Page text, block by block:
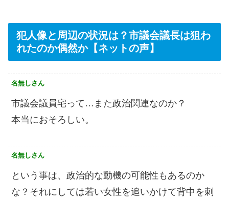
犯人像と周辺の状況は？市議会議長は狙わ
れたのか偶然か【ネットの声】
名無しさん
市議会議員宅って…また政治関連なのか？
本当におそろしい。
名無しさん
という事は、政治的な動機の可能性もあるのか
な？それにしては若い女性を追いかけて背中を刺